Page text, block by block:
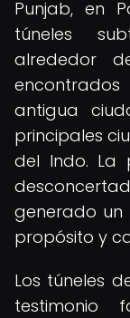
Punjab, en
túneles
alrededor
antigua
principales
del Indo. La
generado un
propósito y
Los túneles
testimonio